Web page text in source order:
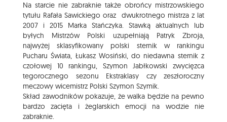
Na starcie nie zabraknie także obrońcy mistrzowskiego
tytułu Rafała Sawickiego oraz dwukrotnego mistrza z lat
2007 i 2015 Marka Stańczyka. Stawką aktualnych lub
byłych Mistrzów Polski uzupełniają Patryk Zbroja,
najwyżej sklasyfikowany polski sternik w rankingu
Pucharu Świata, Łukasz Wosiński, do niedawna sternik z
czołowej 10 rankingu, Szymon Jabłkowski zwycięzca
tegorocznego sezonu Ekstraklasy czy zeszłoroczny
meczowy wicemistrz Polski Szymon Szymik.
Skład zawodników pokazuje, że walka będzie na pewno
bardzo zacięta i żeglarskich emocji na wodzie nie
zabraknie.